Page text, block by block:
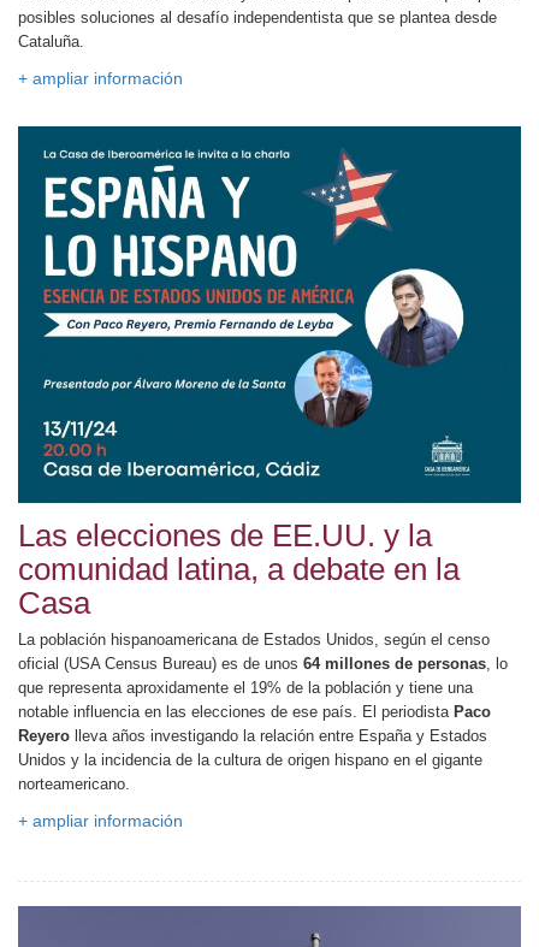
posibles soluciones al desafío independentista que se plantea desde
Cataluña.
+ ampliar información
Las elecciones de EE.UU. y la
comunidad latina, a debate en la
Casa
La población hispanoamericana de Estados Unidos, según el censo
oficial (USA Census Bureau) es de unos 64 millones de personas, lo
que representa aproxidamente el 19% de la población y tiene una
notable influencia en las elecciones de ese país. El periodista Paco
Reyero lleva años investigando la relación entre España y Estados
Unidos y la incidencia de la cultura de origen hispano en el gigante
norteamericano.
+ ampliar información